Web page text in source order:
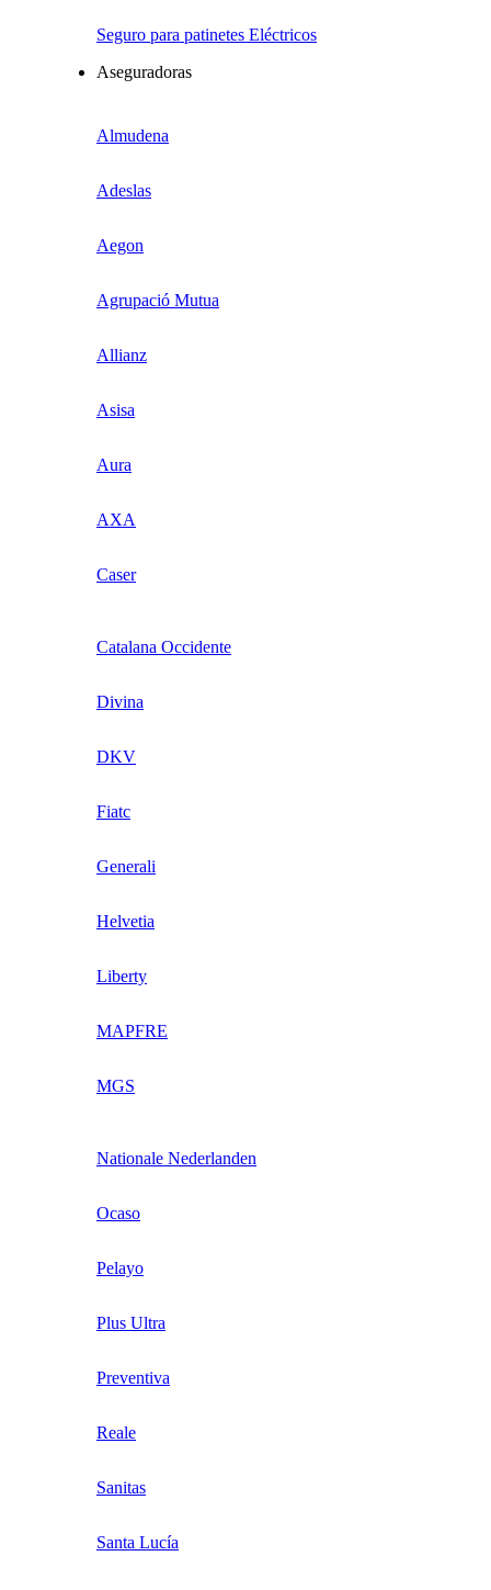
Seguro para patinetes Eléctricos
Aseguradoras
Almudena
Adeslas
Aegon
Agrupació Mutua
Allianz
Asisa
Aura
AXA
Caser
Catalana Occidente
Divina
DKV
Fiatc
Generali
Helvetia
Liberty
MAPFRE
MGS
Nationale Nederlanden
Ocaso
Pelayo
Plus Ultra
Preventiva
Reale
Sanitas
Santa Lucía